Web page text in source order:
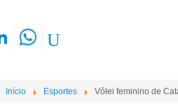
Início Esportes Vôlei feminino de